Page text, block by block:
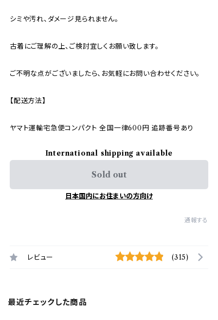
シミや汚れ、ダメージ見られません。
古着にご理解の上、ご検討宜しくお願い致します。
ご不明な点がございましたら、お気軽にお問い合わせください。
【配送方法】
ヤマト運輸宅急便コンパクト 全国一律600円 追跡番号あり
International shipping available
Sold out
日本国内にお住まいの方向け
通報する
レビュー (315)
最近チェックした商品